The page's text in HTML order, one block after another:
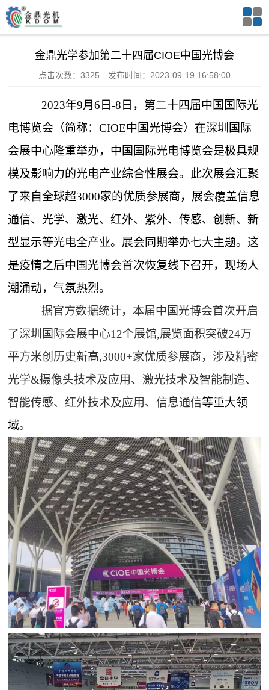
金鼎光学参加第二十四届CIOE中国光博会
点击次数：3325 发布时间：2023-09-19 16:58:00
2023年9月6日-8日，第二十四届中国国际光
电博览会（简称：CIOE中国光博会）在深圳国际
会展中心隆重举办， 中国国际光电博览会是极具规
模及影响力的光电产业综合性展会。此次展会汇聚
了来自全球超3000家的优质参展商，展会覆盖信息
通信、光学、激光、红外、紫外、传感、创新、新
型显示等光电全产业。展会同期举办七大主题。 这
是疫情之后中国光博会首次恢复线下召开，现场人
潮涌动，气氛热烈。
据官方数据统计，本届中国光博会首次开启
了深圳国际会展中心12个展馆,展览面积突破24万
平方米创历史新高,3000+家优质参展商，涉及精密
光学&摄像头技术及应用、激光技术及智能制造、
智能传感、红外技术及应用、信息通信等重大领
域。